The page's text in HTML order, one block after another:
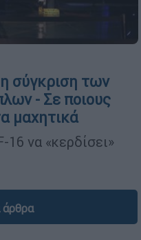
σύγκριση των
- Σε ποιους
μαχητικά
να «κερδίσει»
άρθρα